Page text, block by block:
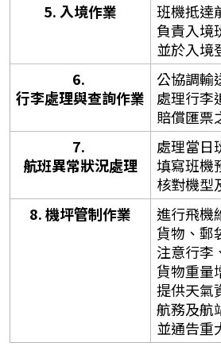
5. 入境作業
班機抵達
負責入境
並於入境
6.
行李處理與查詢作業
公協調輸
處理行李
賠償匯票
7.
航班異常狀況處理
處理當日
填寫班機
核對機型
8. 機坪管制作業
進行飛機
貨物、郵
注意行李
貨物重量
提供天氣
航務及航
並通告重